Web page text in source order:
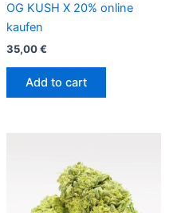
OG KUSH X 20% online
kaufen
35,00€
Add to cart